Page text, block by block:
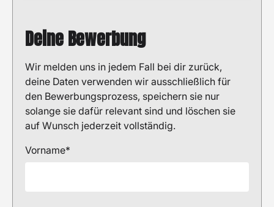
Deine Bewerbung
Wir melden uns in jedem Fall bei dir zurück,
deine Daten verwenden wir ausschließlich für
den Bewerbungsprozess, speichern sie nur
solange sie dafür relevant sind und löschen sie
auf Wunsch jederzeit vollständig.
Vorname*